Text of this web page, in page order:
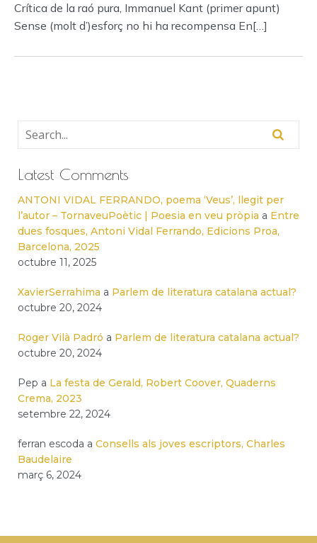
Crítica de la raó pura, Immanuel Kant (primer apunt)
Sense (molt d’)esforç no hi ha recompensa En[…]
Latest Comments
ANTONI VIDAL FERRANDO, poema ‘Veus’, llegit per
l’autor – TornaveuPoètic | Poesia en veu pròpia a Entre
dues fosques, Antoni Vidal Ferrando, Edicions Proa,
Barcelona, 2025
octubre 11, 2025
XavierSerrahima a Parlem de literatura catalana actual?
octubre 20, 2024
Roger Vilà Padró a Parlem de literatura catalana actual?
octubre 20, 2024
Pep a La festa de Gerald, Robert Coover, Quaderns
Crema, 2023
setembre 22, 2024
ferran escoda a Consells als joves escriptors, Charles
Baudelaire
març 6, 2024